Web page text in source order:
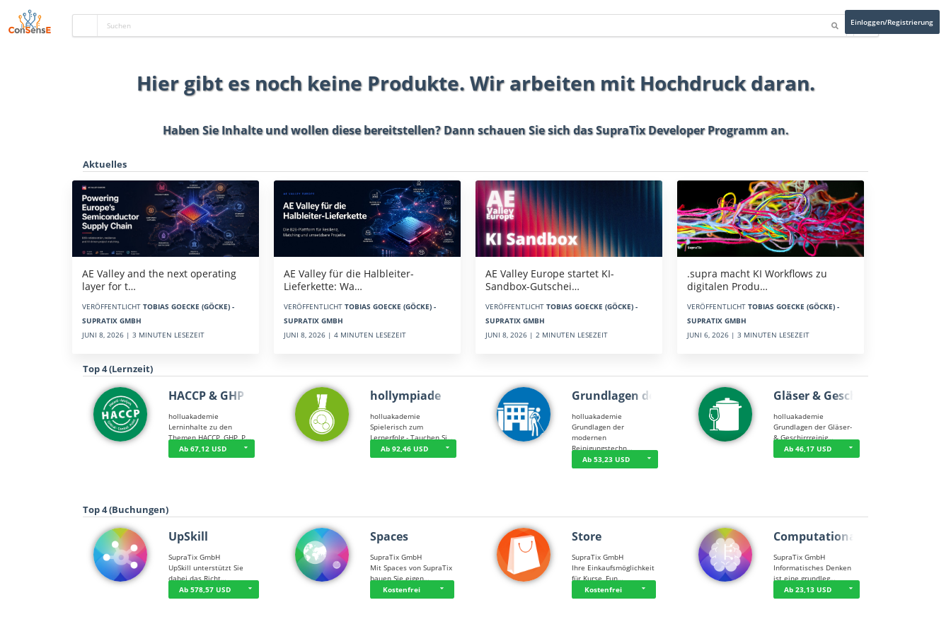
Einloggen/Registrierung
Hier gibt es noch keine Produkte. Wir arbeiten mit Hochdruck daran.
Haben Sie Inhalte und wollen diese bereitstellen? Dann schauen Sie sich dasSupraTix Developer Programman.
Aktuelles
AE Valley and the next operating
layer for t…
VERÖFFENTLICHT TOBIAS GOECKE (GÖCKE) -
SUPRATIX GMBH
JUNI 8, 2026 | 3 MINUTEN LESEZEIT
AE Valley für die Halbleiter-
Lieferkette: Wa…
VERÖFFENTLICHT TOBIAS GOECKE (GÖCKE) -
SUPRATIX GMBH
JUNI 8, 2026 | 4 MINUTEN LESEZEIT
AE Valley Europe startet KI-
Sandbox-Gutschei…
VERÖFFENTLICHT TOBIAS GOECKE (GÖCKE) -
SUPRATIX GMBH
JUNI 8, 2026 | 2 MINUTEN LESEZEIT
.supra macht KI Workflows zu
digitalen Produ…
VERÖFFENTLICHT TOBIAS GOECKE (GÖCKE) -
SUPRATIX GMBH
JUNI 6, 2026 | 3 MINUTEN LESEZEIT
Top 4 (Lernzeit)
HACCP & GHP
holluakademie
Lerninhalte zu den
Themen HACCP, GHP, P…
Ab 67,12 USD
hollympiade
holluakademie
Spielerisch zum
Lernerfolg - Tauchen Si…
Ab 92,46 USD
Grundlagen der …
holluakademie
Grundlagen der
modernen
Reinigungstechn…
Ab 53,23 USD
Gläser & Geschi…
holluakademie
Grundlagen der Gläser-
& Geschirrreinig…
Ab 46,17 USD
Top 4 (Buchungen)
UpSkill
SupraTix GmbH
UpSkill unterstützt Sie
dabei das Richt…
Ab 578,57 USD
Spaces
SupraTix GmbH
Mit Spaces von SupraTix
bauen Sie eigen…
Kostenfrei
Store
SupraTix GmbH
Ihre Einkaufsmöglichkeit
für Kurse, Fun…
Kostenfrei
Computational T…
SupraTix GmbH
Informatisches Denken
ist eine grundleg…
Ab 23,13 USD